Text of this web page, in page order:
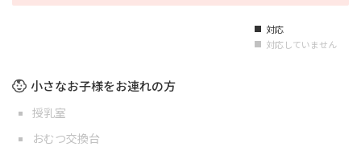
■ 対応
■ 対応していません
小さなお子様をお連れの方
授乳室
おむつ交換台